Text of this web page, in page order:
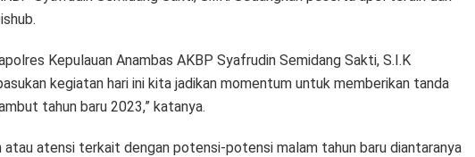
Kepulauan Anambas AKBP Syafrudin Semidang Sakti, S.I.K
kegiatan hari ini kita jadikan momentum untuk memberikan tanda
tahun baru 2023,” katanya.
atau atensi terkait dengan potensi-potensi malam tahun baru diantaranya